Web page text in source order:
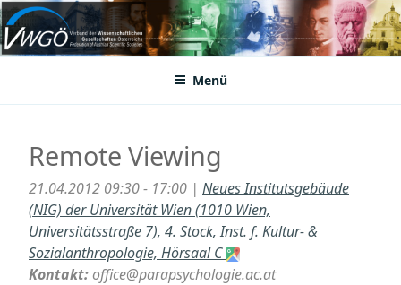
Zum
Inhalt
springenVWGÖ
Federation of Austrian Scientific Societies
Menü
Remote Viewing
21.04.2012 09:30 - 17:00 | Neues Institutsgebäude
(NIG) der Universität Wien (1010 Wien,
Universitätsstraße 7), 4. Stock, Inst. f. Kultur- &
Sozialanthropologie, Hörsaal C
Kontakt:office@parapsychologie.ac.at